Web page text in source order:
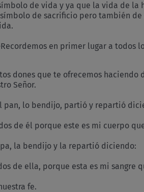
de vida y ya que la vida de
de sacrificio pero también
en primer lugar a todos
dones que te ofrecemos
Señor.
pan, lo bendijo, partió y repartió
de él porque este es mi cuerpo
la bendijo y la repartió diciendo:
de ella, porque esta es mi sangre
fe.